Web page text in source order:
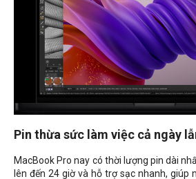
Pin thừa sức làm việc cả ngày
MacBook Pro nay có thời lượng pin dài
lên đến 24 giờ và hỗ trợ sạc nhanh, giúp